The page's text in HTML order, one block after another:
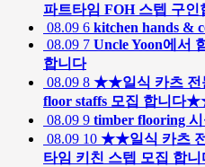
파트타임 FOH 스텝 구인
08.09 6 kitchen hands &
08.09 7 Uncle Yoon에서
합니다
08.09 8 ★★일식 카츠 전
floor staffs 모집 합니다
08.09 9 timber flooring
08.09 10 ★★일식 카츠 전
타임 키친 스텝 모집 합